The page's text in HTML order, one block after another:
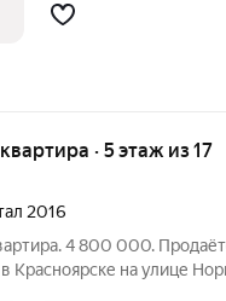
при этом
· 5 этаж из 17
2016
4 800 000.
Красноярске на улице